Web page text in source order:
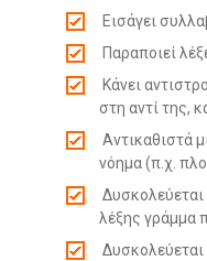
Εισάγει
Παραποιεί
Κάνει
στη αντί της,
Αντικαθιστά
νόημα (π.χ.
λέξης γράμμα